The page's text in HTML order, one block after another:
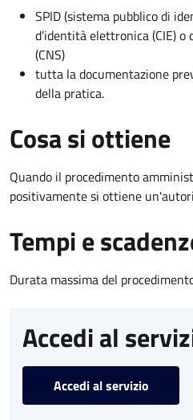
SPID (sistema pubblico di
d’identità elettronica (CIE)
(CNS)
tutta la documentazione
della pratica.
Cosa si ottiene
Quando il procedimento
positivamente si ottiene
Tempi e
Durata massima del
Accedi al
Accedi al servizio